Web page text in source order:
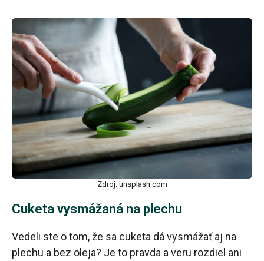
Zdroj: unsplash.com
Cuketa vysmážaná na plechu
Vedeli ste o tom, že sa cuketa dá vysmážať aj na
plechu a bez oleja? Je to pravda a veru rozdiel ani